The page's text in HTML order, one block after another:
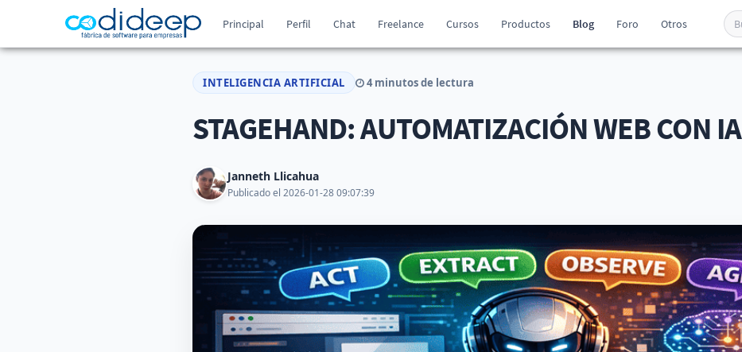
Principal Perfil Chat Freelance Cursos Productos Blog Foro Otros
INTELIGENCIA ARTIFICIAL 4 minutos de lectura
STAGEHAND: AUTOMATIZACIÓN WEB CON IA
Janneth Llicahua
Publicado el 2026-01-28 09:07:39